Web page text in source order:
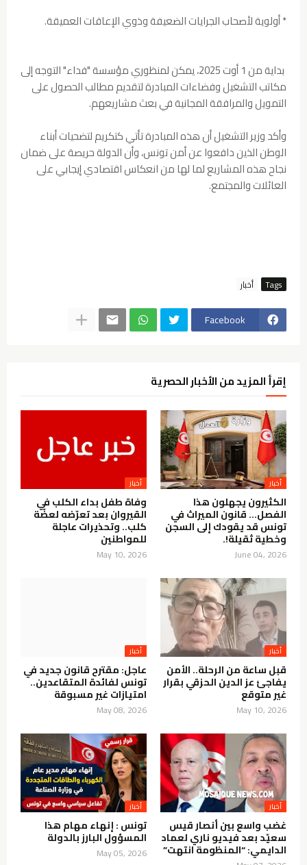
* أولوية لأصحاب الجرايات الضعيفة وذوي الإعاقات العميقة.
بداية من 1 أوت 2025، يمكن لمنظوري مؤسسة "فداء" التوجه إلى
مكاتب التشغيل وفضاءات المبادرة لتقديم مطالب الحصول على
التمويل والمرافقة المجانية في بعث مشاريعهم.
وأكد وزير التشغيل أن هذه المبادرة تأتي كتكريم لتضحيات أبناء
الوطن الذين دافعوا عن أمن تونس، وأن الدولة حريصة على ضمان
نجاح هذه المشاريع لما لها من انعكاس اقتصادي إيجابي على
العائلات والمجتمع.
Tags
Facebook
إقرأ المزيد من الأخبار الحصرية
الكثيرون يجهلون هذا
الفصل… قانون الميراث في
تونس قد يقودك إلى السجن
وخطية ثقيلة!.
June 04, 2026
وفاة طفل بداء الكلب في
القيروان بعد تعرّضه لعضّة
كلب.. وتحذيرات عاجلة
للمواطنين
May 10, 2026
قبل ساعة من الرحلة.. الأمن
يفاجئ عز الدين الحزقي بقرار
غير متوقع
May 10, 2026
عاجل: مقترح قانون جديد في
تونس لفائدة المتقاعدين..
امتيازات غير مسبوقة
May 08, 2026
غضب واسع بين أنصار قيس
سعيّد بعد فيديو ناري لعماد
الدايمي: “المنظومة انتهت”
تونس : إنهاء مهام هذا
المسؤول البارز بالدولة
May 05, 2026